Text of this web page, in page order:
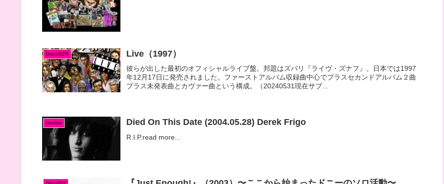
Disco/EZN Live（1997）
彼らが出した最初のオフィシャルライブ盤。邦題はズバリ『ライヴ・ズナフ』。日本では1997
年12月17日に発売されました。ファーストアルバム収録曲中心でプラスセカンドアルバム２曲
プラス未発表曲とカヴァー曲という構成。（20240531現在サブ...
timeline Died On This Date (2004.05.28) Derek Frigo
R.I.P.read more...